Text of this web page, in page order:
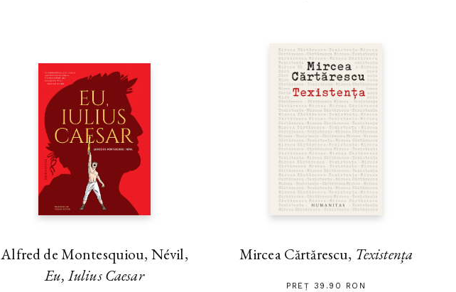
Alfred de Montesquiou, Névil,
Eu, Iulius Caesar
Mircea Cărtărescu, Texistența
PREȚ 39.90 RON